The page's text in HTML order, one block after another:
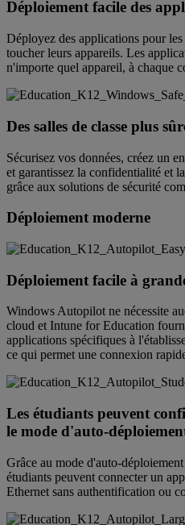
Déploiement facile des
Déployez des applications pour les
toucher leurs appareils. Les
n'importe quel appareil, à chaque
Des salles de classe plus
Sécurisez vos données, créez un
et garantissez la confidentialité et
grâce aux solutions de sécurité
Déploiement moderne
Déploiement facile à
Windows Autopilot ne nécessite
cloud et Intune for Education
applications spécifiques à
ce qui permet une connexion
Les étudiants peuvent
le mode d'auto-
Grâce au mode d'auto-
étudiants peuvent connecter un
Ethernet sans authentification ou